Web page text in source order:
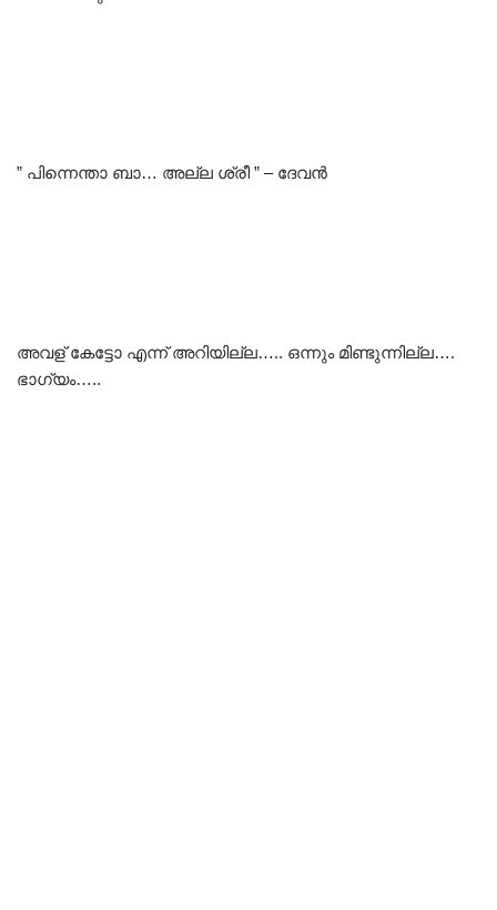
” പിന്നെന്താ ബാ… അല്ല ശ്രീ ” – ദേവൻ
അവള് കേട്ടോ എന്ന് അറിയില്ല….. ഒന്നും മിണ്ടുന്നില്ല….
ഭാഗ്യം…..